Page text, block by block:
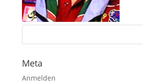
Meta
Anmelden